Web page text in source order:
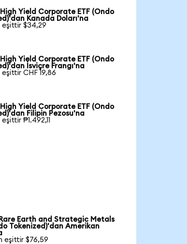
Yield Corporate ETF (Ondo
Kanada Doları'na
eşittir $34,29
Yield Corporate ETF (Ondo
İsviçre Frangı'na
eşittir CHF 19,86
Yield Corporate ETF (Ondo
Filipin Pezosu'na
eşittir ₱1.492,11
Earth and Strategic Metals
Tokenized)'dan Amerikan
eşittir $76,59